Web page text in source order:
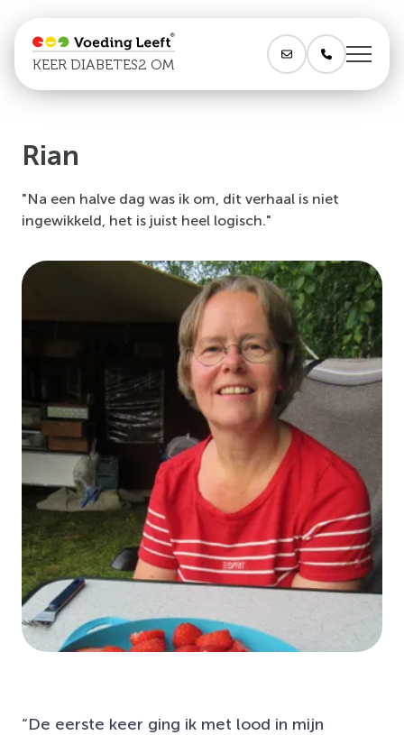
KEER DIABETES2 OM
Rian
"Na een halve dag was ik om, dit verhaal is niet
ingewikkeld, het is juist heel logisch."
“De eerste keer ging ik met lood in mijn